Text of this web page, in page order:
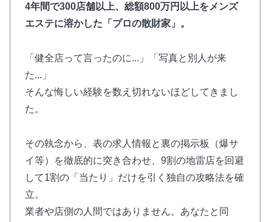
4年間で300店舗以上、総額800万円以上をメンズ
エステに溶かした 「プロの散財家」 。
「健全店って言ったのに...」「写真と別人が来
た...」
そんな悔しい経験を数え切れないほどしてきまし
た。
その執念から、表の求人情報と裏の掲示板（爆サ
イ等）を徹底的に突き合わせ、9割の地雷店を回避
して1割の「当たり」だけを引く独自の攻略法を確
立。
業者や店側の人間ではありません。あなたと同